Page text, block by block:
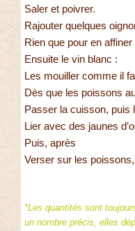
Saler et poivrer.
Rajouter quelques
Rien que pour en affiner
Ensuite le vin blanc :
Les mouiller comme il
Dès que les poissons
Passer la cuisson, puis
Lier avec des jaunes
Puis, après
Verser sur les
*Les quantités sont
un nombre précis, elles